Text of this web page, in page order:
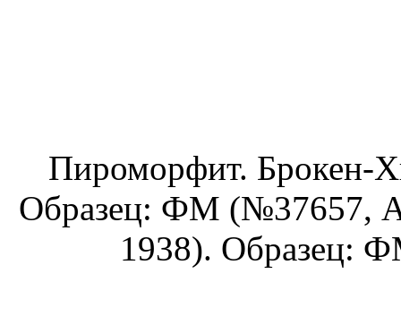
Пироморфит. Брокен-
Образец: ФМ (№37657,
1938). Образец: